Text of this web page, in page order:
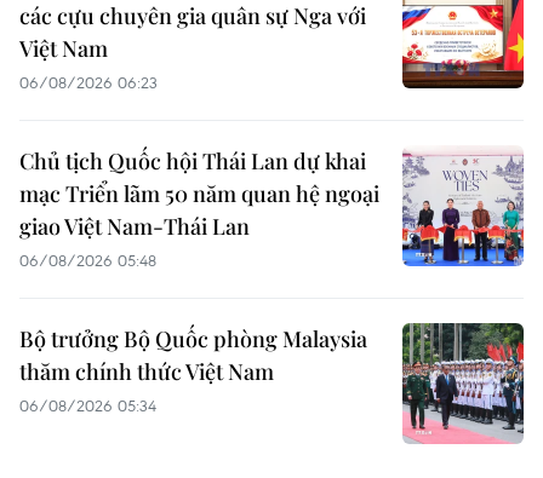
các cựu chuyên gia quân sự Nga với
Việt Nam
06/08/2026 06:23
Chủ tịch Quốc hội Thái Lan dự khai
mạc Triển lãm 50 năm quan hệ ngoại
giao Việt Nam-Thái Lan
06/08/2026 05:48
Bộ trưởng Bộ Quốc phòng Malaysia
thăm chính thức Việt Nam
06/08/2026 05:34